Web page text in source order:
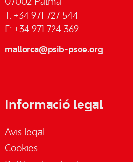
07002 Palma
T: +34 971 727 544
F: +34 971 724 369
mallorca@psib-psoe.org
Informació legal
Avis legal
Cookies